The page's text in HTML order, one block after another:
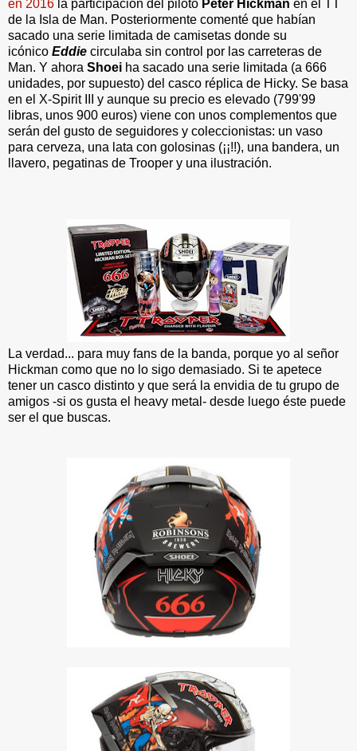
en 2016 la participación del piloto Peter Hickman en el TT
de la Isla de Man. Posteriormente comenté que habían
sacado una serie limitada de camisetas donde su
icónico Eddie circulaba sin control por las carreteras de
Man. Y ahora Shoei ha sacado una serie limitada (a 666
unidades, por supuesto) del casco réplica de Hicky. Se basa
en el X-Spirit III y aunque su precio es elevado (799'99
libras, unos 900 euros) viene con unos complementos que
serán del gusto de seguidores y coleccionistas: un vaso
para cerveza, una lata con golosinas (¡¡!!), una bandera, un
llavero, pegatinas de Trooper y una ilustración.
La verdad... para muy fans de la banda, porque yo al señor
Hickman como que no lo sigo demasiado. Si te apetece
tener un casco distinto y que será la envidia de tu grupo de
amigos -si os gusta el heavy metal- desde luego éste puede
ser el que buscas.